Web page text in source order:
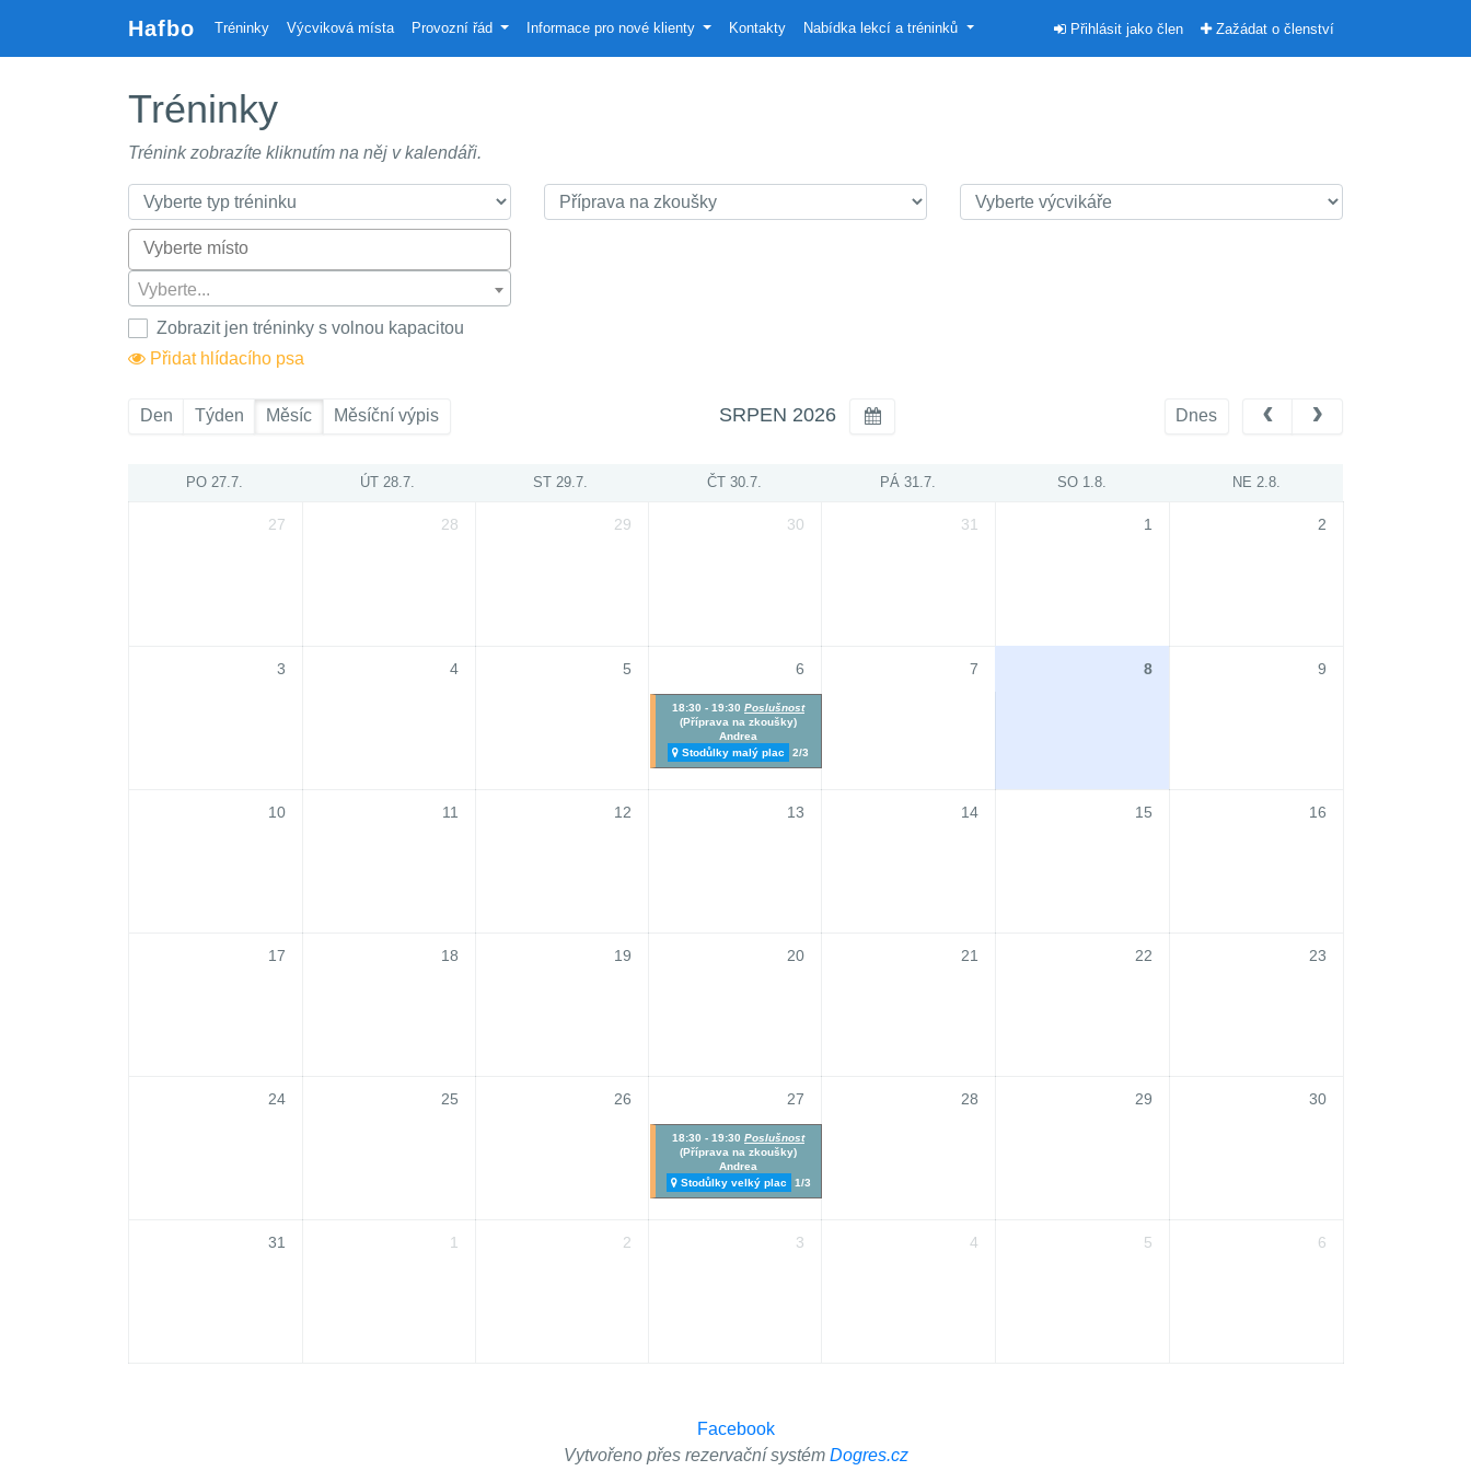
Hafbo Tréninky Výcviková místa Provozní řád Informace pro nové klienty Kontakty Nabídka lekcí a tréninků Přihlásit jako člen Zažádat o členství
Tréninky
Trénink zobrazíte kliknutím na něj v kalendáři.
Vyberte...
Zobrazit jen tréninky s volnou kapacitou
Přidat hlídacího psa
Den Týden Měsíc Měsíční výpis Dnes
SRPEN 2026
PO 27.7. ÚT 28.7. ST 29.7. ČT 30.7. PÁ 31.7. SO 1.8. NE 2.8.
27 28 29 30 31 1 2
3 4 5 6 7 8 9
18:30 - 19:30 Poslušnost
(Příprava na zkoušky)
Andrea
Stodůlky malý plac
2/3
10 11 12 13 14 15 16
17 18 19 20 21 22 23
24 25 26 27 28 29 30
18:30 - 19:30 Poslušnost
(Příprava na zkoušky)
Andrea
Stodůlky velký plac
1/3
31 1 2 3 4 5 6
Facebook
Vytvořeno přes rezervační systém Dogres.cz